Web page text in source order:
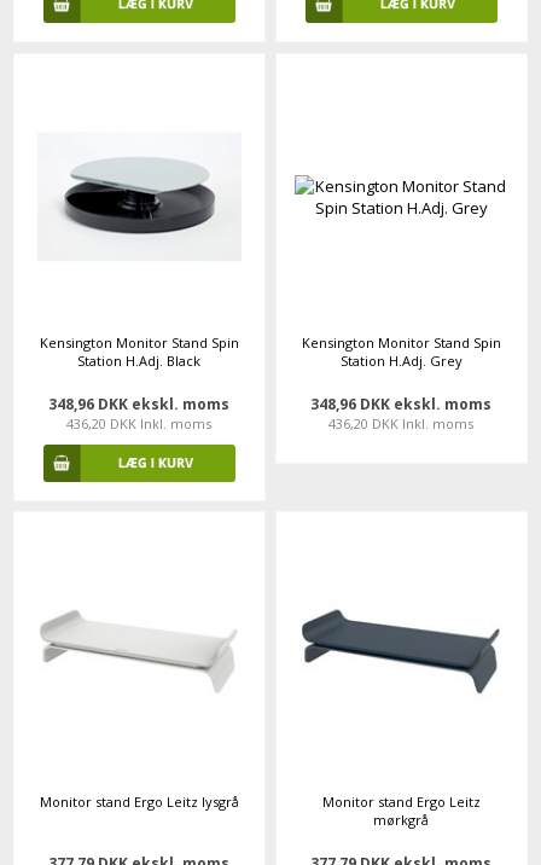
Kensington Monitor Stand Spin
Station H.Adj. Black
348,96 DKK ekskl. moms
436,20 DKK Inkl. moms
Kensington Monitor Stand Spin
Station H.Adj. Grey
348,96 DKK ekskl. moms
436,20 DKK Inkl. moms
Monitor stand Ergo Leitz lysgrå
Monitor stand Ergo Leitz
mørkgrå